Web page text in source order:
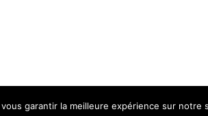
garantir la meilleure expérience sur